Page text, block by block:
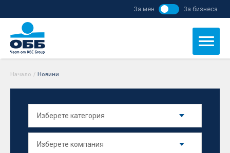
За мен За бизнеса
Начало / Новини